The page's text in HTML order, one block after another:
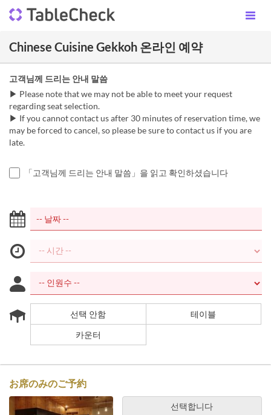
Chinese Cuisine Gekkoh 온라인 예약
고객님께 드리는 안내 말씀
▶ Please note that we may not be able to meet your request
regarding seat selection.
▶ If you cannot contact us after 30 minutes of reservation time, we
may be forced to cancel, so please be sure to contact us if you are
late.
「고객님께 드리는 안내 말씀」을 읽고 확인하셨습니다
선택 안함
테이블
카운터
お席のみのご予約
선택합니다